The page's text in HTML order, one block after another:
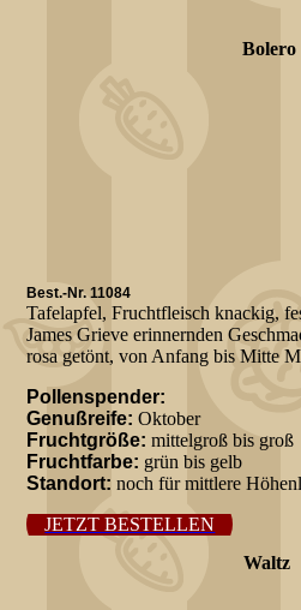
Bolero
Best.-Nr. 11084
Tafelapfel, Fruchtfleisch knackig,
James Grieve erinnernden
rosa getönt, von Anfang bis Mitte
Pollenspender:
Genußreife:Oktober
Fruchtgröße: mittelgroß bis groß
Fruchtfarbe: grün bis gelb
Standort: noch für mittlere
JETZT BESTELLEN
Waltz